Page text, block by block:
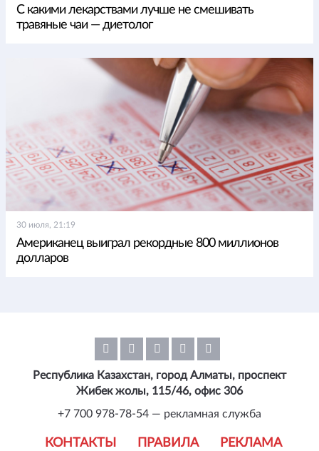
С какими лекарствами лучше не смешивать
травяные чаи — диетолог
30 июля, 21:19
Американец выиграл рекордные 800 миллионов
долларов
КОНТАКТЫ ПРАВИЛА РЕКЛАМА
Республика Казахстан, город Алматы, проспект
Жибек жолы, 115/46, офис 306
+7 700 978-78-54 — рекламная служба